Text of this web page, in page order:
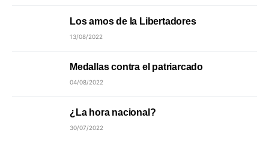
Los amos de la Libertadores
13/08/2022
Medallas contra el patriarcado
04/08/2022
¿La hora nacional?
30/07/2022